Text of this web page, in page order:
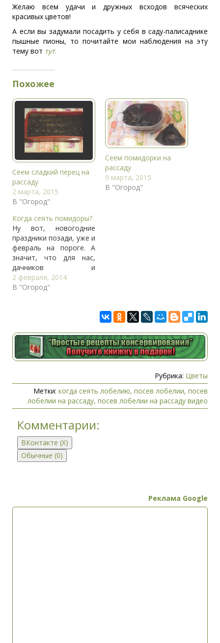
Желаю всем удачи и дружных всходов всяческих
красивых цветов!
А если вы задумали посадить у себя в саду-палисаднике
пышные пионы, то почитайте мои наблюдения на эту
тему вот тут.
Похожее
Сеем сладкий перец на
рассаду
2 марта, 2015
В "Огород"
Сеем помидорки на
рассаду
9 марта, 2015
В "Огород"
Когда сеять помидоры?
Ну вот, новогодние
праздники позади, уже и
февраль на пороге. А
значит, что для нас,
дачников и
огородников, а в
частности для
подобрать сорта
томатов для
выращивания и
помидоры. Кстати, свою
оценку некоторых
сортов томатов, с
2 февраля, 2014
В "Огород"
Рубрика: Цветы
Метки: когда сеять лобелию, посев лобелии, посев
лобелии на рассаду, посев лобелии на рассаду видео
Комментарии:
ВКонтакте (X)
Обычные (0)
Добавить комментарийРеклама Google